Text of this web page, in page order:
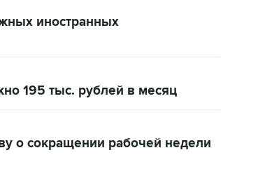
иностранных
195 тыс. рублей в месяц
о сокращении рабочей недели